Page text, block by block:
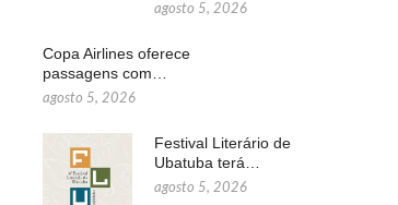
agosto 5, 2026
Copa Airlines oferece
passagens com…
agosto 5, 2026
Festival Literário de
Ubatuba terá…
agosto 5, 2026